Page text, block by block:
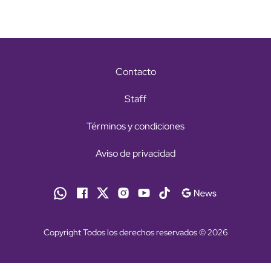
Contacto
Staff
Términos y condiciones
Aviso de privacidad
Copyright Todos los derechos reservados © 2026